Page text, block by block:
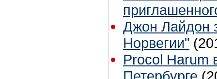
Джон Лайдон
Норвегии"
Procol Harum